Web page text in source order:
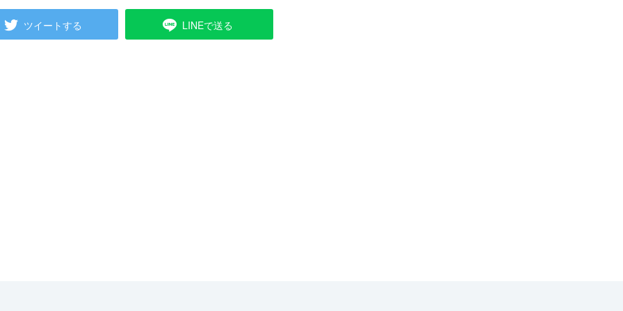
ツイートする LINEで送る